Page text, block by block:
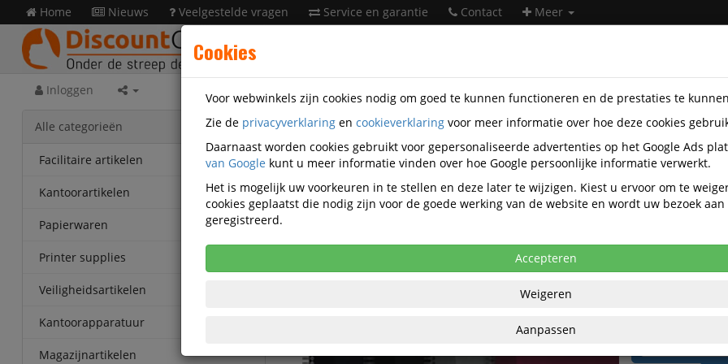
Home Nieuws Veelgestelde vragen Service en garantie Contact Meer
Inloggen
Alle categorieën
Facilitaire artikelen
Kantoorartikelen
Papierwaren
Printer supplies
Veiligheidsartikelen
Kantoorapparatuur
Magazijnartikelen
Kantoorartikelen Papierwaren Schriften Oxford SP-4090611
Oxford schrift Office Essentials ft 176x250mm,
geruit 5mm Assorti
Korting vanaf aankoop 10 eenheden, zie
eenheden
Cookies
Voor webwinkels zijn cookies nodig om goed te kunnen functioneren en de prestaties te
Zie de privacyverklaring en cookieverklaring voor meer informatie over hoe deze cookies
Daarnaast worden cookies gebruikt voor gepersonaliseerde advertenties op het Google Ads
van Google kunt u meer informatie vinden over hoe Google persoonlijke informatie verwerkt.
Het is mogelijk uw voorkeuren in te stellen en deze later te wijzigen. Kiest u ervoor om te
cookies geplaatst die nodig zijn voor de goede werking van de website en wordt uw bezoek
geregistreerd.
Accepteren
Weigeren
Aanpassen